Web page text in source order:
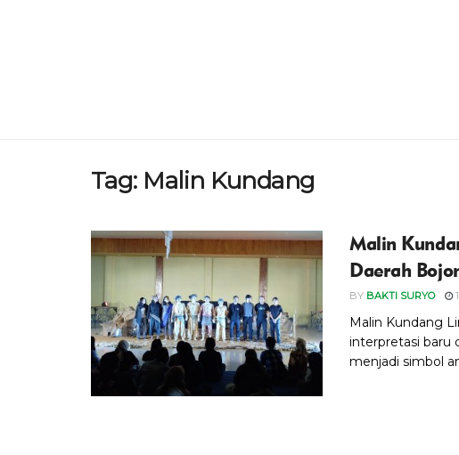
Tag: Malin Kundang
Malin
Daerah
BY BAKTI SURYO
Malin Kundang
interpretasi baru
menjadi simbol